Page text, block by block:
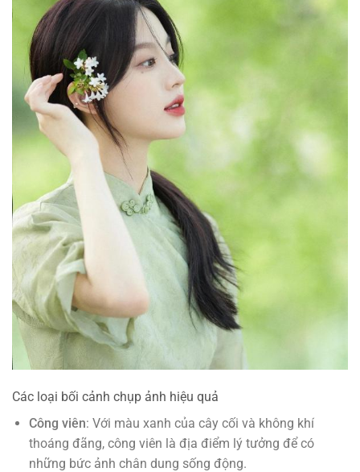
Các loại bối cảnh chụp ảnh hiệu quả
Công viên: Với màu xanh của cây cối và không khí
thoáng đãng, công viên là địa điểm lý tưởng để có
những bức ảnh chân dung sống động.